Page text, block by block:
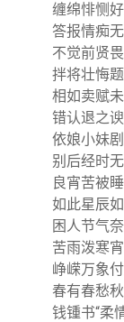
缠绵悱恻
答报情痴
不觉前贤
拌将壮悔
相如卖赋
错认退之
依娘小妹
别后经时
良宵苦被
如此星辰
困人节气
苦雨泼寒
峥嵘万象
春有春愁
钱锺书“柔